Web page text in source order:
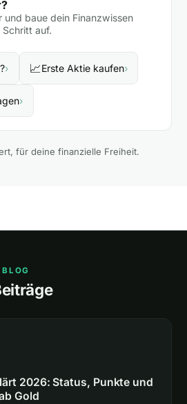
und baue dein Finanzwissen
auf.
› 📈Erste Aktie kaufen›
›
für deine finanzielle Freiheit.
2026: Status, Punkte und
Gold